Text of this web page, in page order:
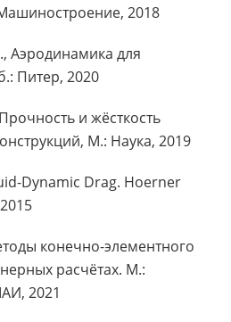
2018
Аэродинамика для
Питер, 2020
и жёсткость
М.: Наука, 2019
Dynamic Drag. Hoerner
конечно-элементного
расчётах. М.:
2021